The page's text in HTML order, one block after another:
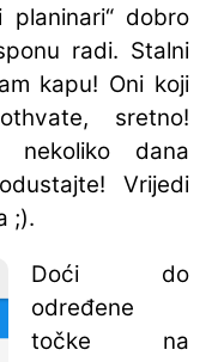
planinari“ dobro
radi. Stalni
kapu! Oni koji
sretno!
nekoliko dana
Vrijedi
;).
Doći do
određene
točke na